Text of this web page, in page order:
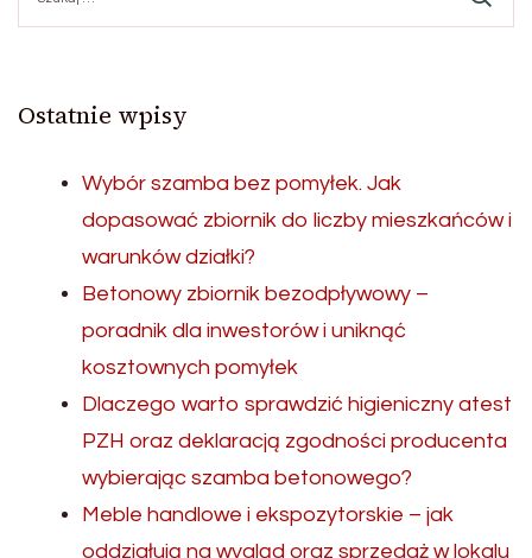
Ostatnie wpisy
Wybór szamba bez pomyłek. Jak
dopasować zbiornik do liczby mieszkańców i
warunków działki?
Betonowy zbiornik bezodpływowy –
poradnik dla inwestorów i uniknąć
kosztownych pomyłek
Dlaczego warto sprawdzić higieniczny atest
PZH oraz deklaracją zgodności producenta
wybierając szamba betonowego?
Meble handlowe i ekspozytorskie – jak
oddziałują na wygląd oraz sprzedaż w lokalu